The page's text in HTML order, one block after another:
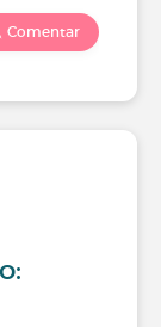
Comentar